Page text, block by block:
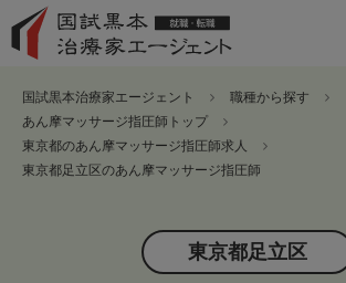
国試黒本治療家エージェント
職種から探す
あん摩マッサージ指圧師トップ
東京都のあん摩マッサージ指圧師求人
東京都足立区のあん摩マッサージ指圧師
東京都足立区